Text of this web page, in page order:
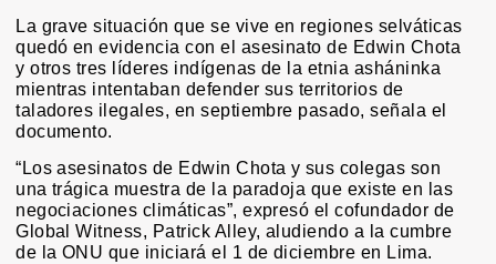
La grave situación que se vive en regiones selváticas
quedó en evidencia con el asesinato de Edwin Chota
y otros tres líderes indígenas de la etnia asháninka
mientras intentaban defender sus territorios de
taladores ilegales, en septiembre pasado, señala el
documento.
“Los asesinatos de Edwin Chota y sus colegas son
una trágica muestra de la paradoja que existe en las
negociaciones climáticas”, expresó el cofundador de
Global Witness, Patrick Alley, aludiendo a la cumbre
de la ONU que iniciará el 1 de diciembre en Lima.